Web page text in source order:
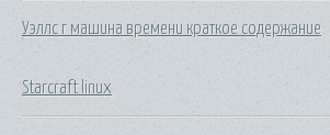
Уэллс г машина времени краткое содержание
Starcraft linux